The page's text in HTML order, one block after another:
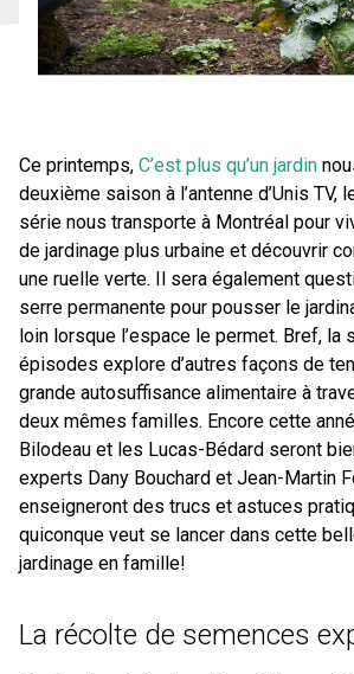
Ce printemps, C’est plus qu’un jardin
deuxième saison à l’antenne d’Unis TV,
série nous transporte à Montréal pour
de jardinage plus urbaine et découvrir
une ruelle verte. Il sera également
serre permanente pour pousser le
loin lorsque l’espace le permet. Bref, la
épisodes explore d’autres façons de
grande autosuffisance alimentaire à
deux mêmes familles. Encore cette
Bilodeau et les Lucas-Bédard seront
experts Dany Bouchard et Jean-Martin
enseigneront des trucs et astuces
quiconque veut se lancer dans cette
jardinage en famille!
La récolte de semences